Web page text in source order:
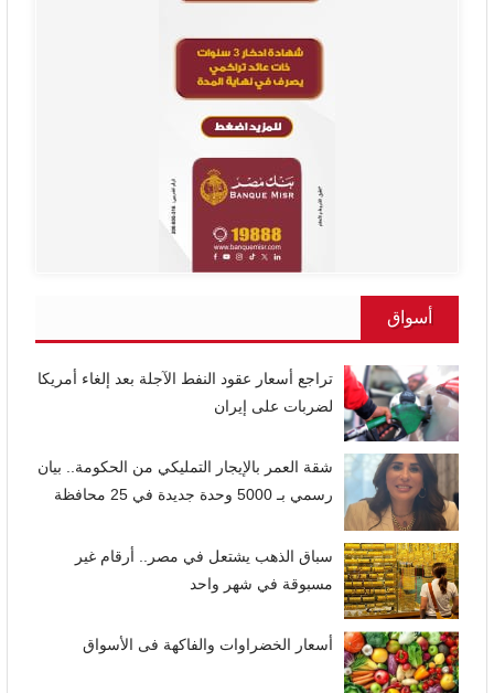
أسواق
تراجع أسعار عقود النفط الآجلة بعد إلغاء أمريكا
لضربات على إيران
شقة العمر بالإيجار التمليكي من الحكومة.. بيان
رسمي بـ 5000 وحدة جديدة في 25 محافظة
سباق الذهب يشتعل في مصر.. أرقام غير
مسبوقة في شهر واحد
أسعار الخضراوات والفاكهة فى الأسواق